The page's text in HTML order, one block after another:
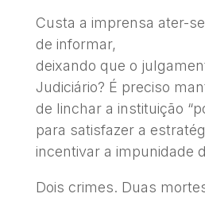
Custa a imprensa ater-
de informar,
deixando que o
Judiciário? É preciso
de linchar a instituição
para satisfazer a
incentivar a impunidade
Dois crimes. Duas